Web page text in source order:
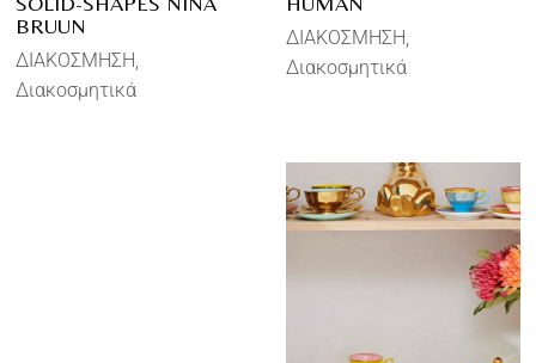
BRUUN
ΔΙΑΚΟΣΜΗΣΗ
Διακοσμητικά
ΔΙΑΚΟΣΜΗΣΗ
Διακοσμητικά